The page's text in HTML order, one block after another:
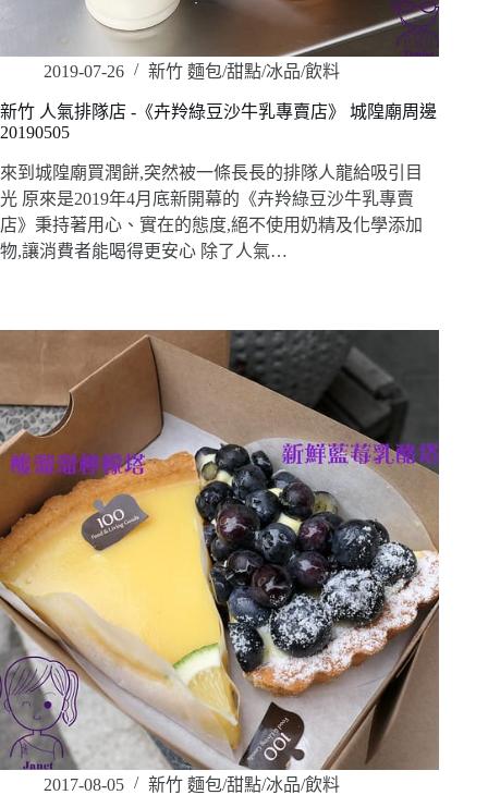
2019-07-26 新竹 麵包/甜點/冰品/飲料
新竹 人氣排隊店 -《卉羚綠豆沙牛乳專賣店》 城隍廟周邊
20190505
來到城隍廟買潤餅,突然被一條長長的排隊人龍給吸引目
光 原來是2019年4月底新開幕的《卉羚綠豆沙牛乳專賣
店》秉持著用心、實在的態度,絕不使用奶精及化學添加
物,讓消費者能喝得更安心 除了人氣…
2017-08-05 新竹 麵包/甜點/冰品/飲料